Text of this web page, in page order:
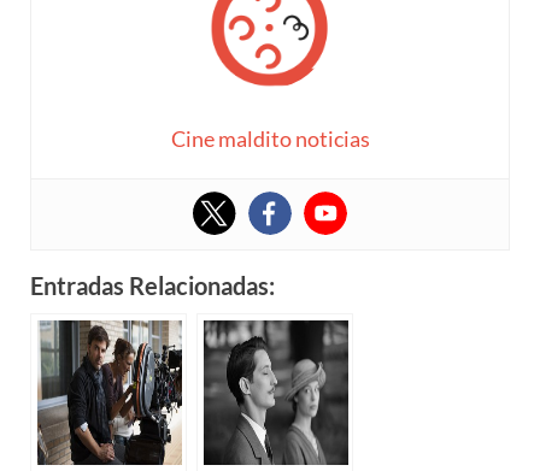
Cine maldito noticias
Entradas Relacionadas: